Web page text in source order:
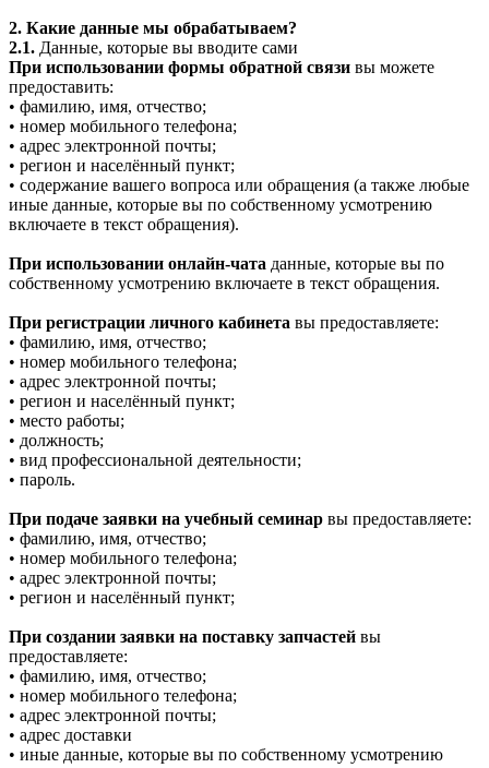
2. Какие данные мы обрабатываем?
2.1. Данные, которые вы вводите сами
При использовании формы обратной связи вы можете
предоставить:
• фамилию, имя, отчество;
• номер мобильного телефона;
• адрес электронной почты;
• регион и населённый пункт;
• содержание вашего вопроса или обращения (а также любые
иные данные, которые вы по собственному усмотрению
включаете в текст обращения).
При использовании онлайн-чата данные, которые вы по
собственному усмотрению включаете в текст обращения.
При регистрации личного кабинета вы предоставляете:
• фамилию, имя, отчество;
• номер мобильного телефона;
• адрес электронной почты;
• регион и населённый пункт;
• место работы;
• должность;
• вид профессиональной деятельности;
• пароль.
При подаче заявки на учебный семинар вы предоставляете:
• фамилию, имя, отчество;
• номер мобильного телефона;
• адрес электронной почты;
• регион и населённый пункт;
При создании заявки на поставку запчастей вы
предоставляете:
• фамилию, имя, отчество;
• номер мобильного телефона;
• адрес электронной почты;
• адрес доставки
• иные данные, которые вы по собственному усмотрению